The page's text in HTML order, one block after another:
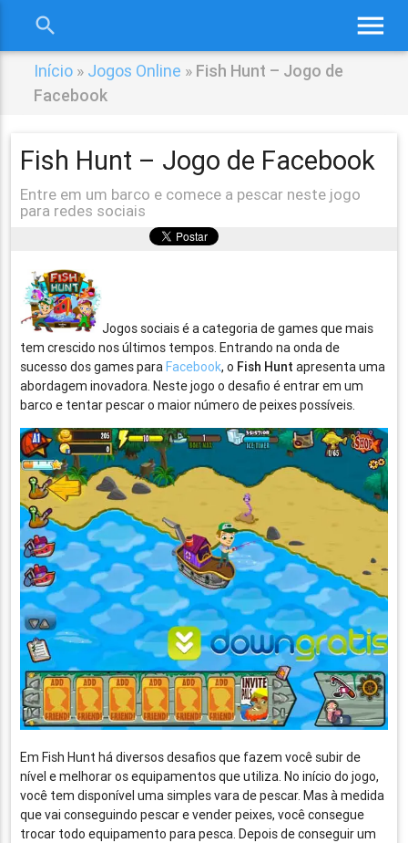
menu
search
Início » Jogos Online » Fish Hunt – Jogo de
Facebook
Fish Hunt – Jogo de Facebook
Entre em um barco e comece a pescar neste jogo
para redes sociais
Jogos sociais é a categoria de games que mais
tem crescido nos últimos tempos. Entrando na onda de
sucesso dos games paraFacebook, o Fish Hunt apresenta uma
abordagem inovadora. Neste jogo o desafio é entrar em um
barco e tentar pescar o maior número de peixes possíveis.
Em Fish Hunt há diversos desafios que fazem você subir de
nível e melhorar os equipamentos que utiliza. No início do jogo,
você tem disponível uma simples vara de pescar. Mas à medida
que vai conseguindo pescar e vender peixes, você consegue
trocar todo equipamento para pesca. Depois de conseguir um